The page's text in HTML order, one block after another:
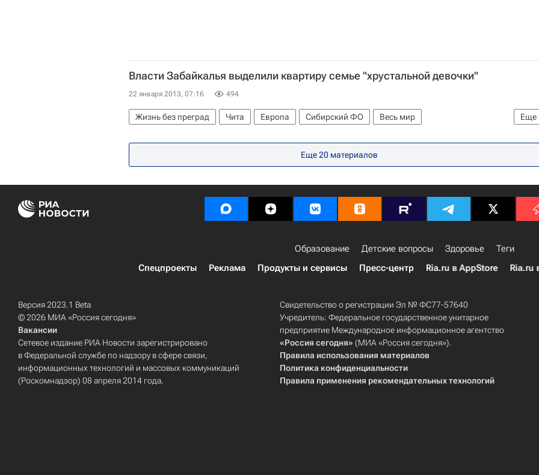
Власти Забайкалья выделили квартиру семье "хрустальной девочки"
22 января 2013, 07:16 494
Еще
Жизнь без преград Чита Европа Сибирский ФО
Весь мир
Еще 20 материалов
Образование Детские вопросы Здоровье
Теги
Спецпроекты
Реклама Продукты и сервисы Пресс-центр Ria.ru в AppStore Ria.ru
Версия 2023.1 Beta
© 2026 МИА «Россия сегодня»
Вакансии
Сетевое издание РИА Новости зарегистрировано
в Федеральной службе по надзору в сфере связи,
информационных технологий и массовых коммуникаций
(Роскомнадзор) 08 апреля 2014 года.
Свидетельство о регистрации Эл № ФС77-57640
Учредитель: Федеральное государственное унитарное
предприятие Международное информационное агентство
«Россия сегодня» (МИА «Россия сегодня»).
Правила использования материалов
Политика конфиденциальности
Правила применения рекомендательных технологий